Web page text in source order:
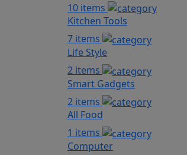
10 items
Kitchen Tools
7 items
Life Style
2 items
Smart Gadgets
2 items
All Food
1 items
Computer